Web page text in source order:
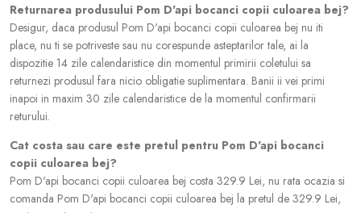
Returnarea produsului Pom D'api bocanci copii culoarea bej?
Desigur, daca produsul Pom D'api bocanci copii culoarea bej nu iti
place, nu ti se potriveste sau nu corespunde asteptarilor tale, ai la
dispozitie 14 zile calendaristice din momentul primirii coletului sa
returnezi produsul fara nicio obligatie suplimentara. Banii ii vei primi
inapoi in maxim 30 zile calendaristice de la momentul confirmarii
returului.
Cat costa sau care este pretul pentru Pom D'api bocanci
copii culoarea bej?
Pom D'api bocanci copii culoarea bej costa 329.9 Lei, nu rata ocazia si
comanda Pom D'api bocanci copii culoarea bej la pretul de 329.9 Lei,